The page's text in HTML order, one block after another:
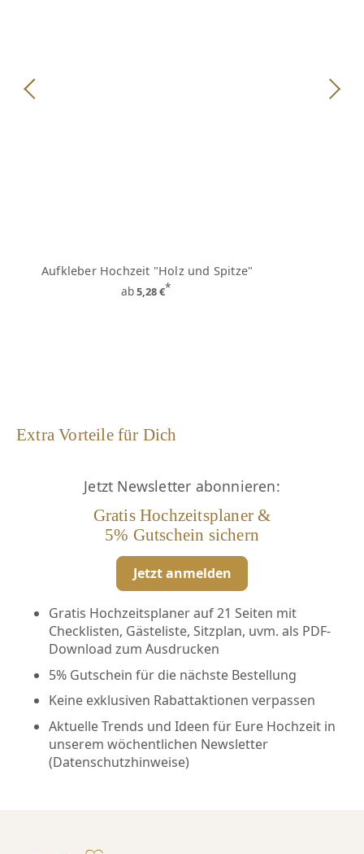
Aufkleber Hochzeit "Holz und Spitze"
ab5,28 €*
Extra Vorteile für Dich
Jetzt Newsletter abonnieren:
Gratis Hochzeitsplaner &
5% Gutschein sichern
Jetzt anmelden
Gratis Hochzeitsplaner auf 21 Seiten mit
Checklisten, Gästeliste, Sitzplan, uvm. als PDF-
Download zum Ausdrucken
5% Gutschein für die nächste Bestellung
Keine exklusiven Rabattaktionen verpassen
Aktuelle Trends und Ideen für Eure Hochzeit in
unserem wöchentlichen Newsletter
(Datenschutzhinweise)